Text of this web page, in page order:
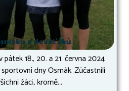
a deváťáků
18., 20. a 21. června 2024
dny Osmák. Zúčastnili
žáci, kromě...